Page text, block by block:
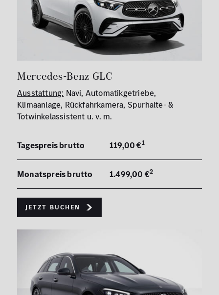
Mercedes-Benz GLC
Ausstattung: Navi, Automatikgetriebe,
Klimaanlage, Rückfahrkamera, Spurhalte- &
Totwinkelassistent u. v. m.
Tagespreis brutto 119,00 €1
Monatspreis brutto 1.499,00 €2
Jetzt buchen